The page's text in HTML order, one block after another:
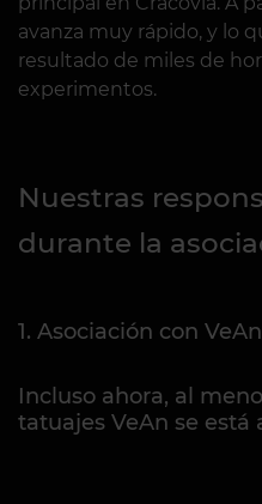
avanza muy rápido, y lo
resultado de miles de
experimentos.
Nuestras
durante la
1. Asociación con VeAn
Incluso ahora, al
tatuajes VeAn se